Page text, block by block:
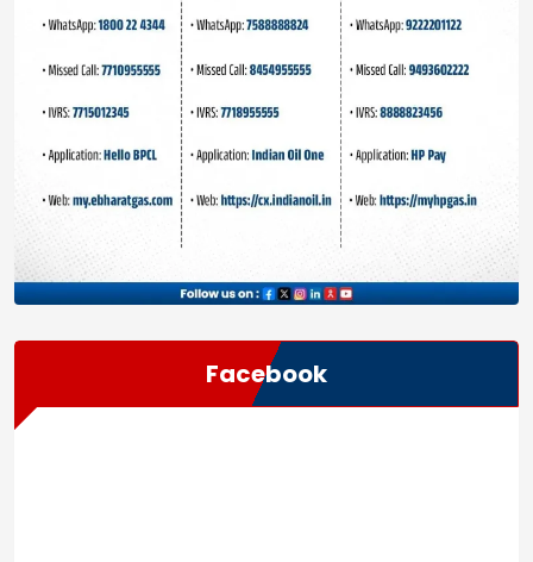
Facebook